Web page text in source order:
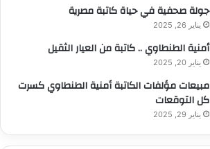
جولة صحفية في حياة كاتبة مصرية
يناير 26, 2025
أمنية الطنطاوي .. كاتبة من العيار الثقيل
يناير 20, 2025
مبيعات مؤلفات الكاتبة أمنية الطنطاوي كسرت
كل التوقعات
يناير 29, 2025